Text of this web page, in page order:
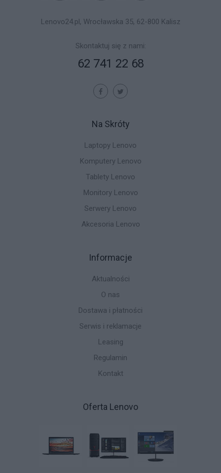
Lenovo24.pl, Wrocławska 35, 62-800 Kalisz
Skontaktuj się z nami:
62 741 22 68
Na Skróty
Laptopy Lenovo
Komputery Lenovo
Tablety Lenovo
Monitory Lenovo
Serwery Lenovo
Akcesoria Lenovo
Informacje
Aktualności
O nas
Dostawa i płatności
Serwis i reklamacje
Leasing
Regulamin
Kontakt
Oferta Lenovo